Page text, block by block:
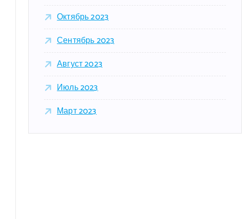
Октябрь 2023
Сентябрь 2023
Август 2023
Июль 2023
Март 2023